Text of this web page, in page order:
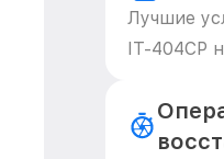
Лучшие
IT-404CP